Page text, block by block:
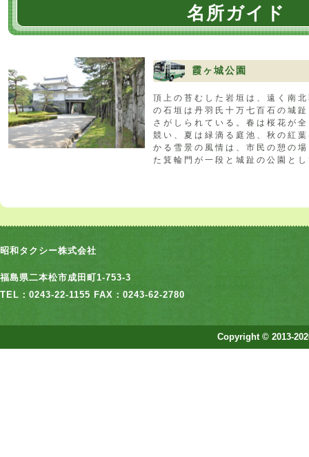
名所ガイド
霞ヶ城公園
頂上の苔むした岩垣は、遠く南
の石垣は丹羽氏十万七百石の城
さがしられている。春は桜花が
競い、夏は緑滴る庭池、秋の紅
かる雪景の風情は、市民の憩の
た箕輪門が一段と城趾の公園と
昭和タクシー株式会社
福島県二本松市成田町1-753-3
TEL：0243-22-1155 FAX：0243-62-2780
Copyright © 2013-